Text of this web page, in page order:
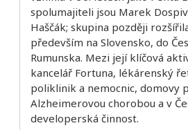
spolumajiteli jsou Marek
Haščák; skupina později
především na Slovensko, do
Rumunska. Mezi její klíčová
kancelář Fortuna, lékárenský
poliklinik a nemocnic, domovy
Alzheimerovou chorobou a v
developerská činnost.